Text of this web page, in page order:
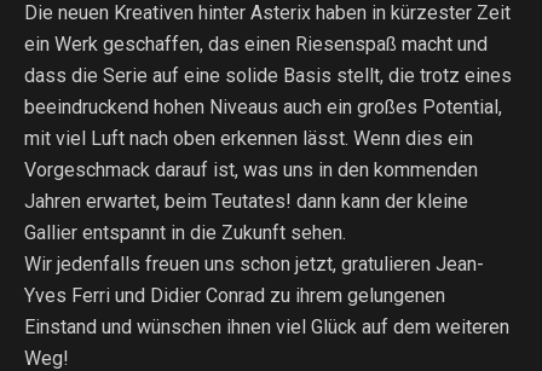
Die neuen Kreativen hinter Asterix haben in kürzester Zeit
ein Werk geschaffen, das einen Riesenspaß macht und
dass die Serie auf eine solide Basis stellt, die trotz eines
beeindruckend hohen Niveaus auch ein großes Potential,
mit viel Luft nach oben erkennen lässt. Wenn dies ein
Vorgeschmack darauf ist, was uns in den kommenden
Jahren erwartet, beim Teutates! dann kann der kleine
Gallier entspannt in die Zukunft sehen.
Wir jedenfalls freuen uns schon jetzt, gratulieren Jean-
Yves Ferri und Didier Conrad zu ihrem gelungenen
Einstand und wünschen ihnen viel Glück auf dem weiteren
Weg!